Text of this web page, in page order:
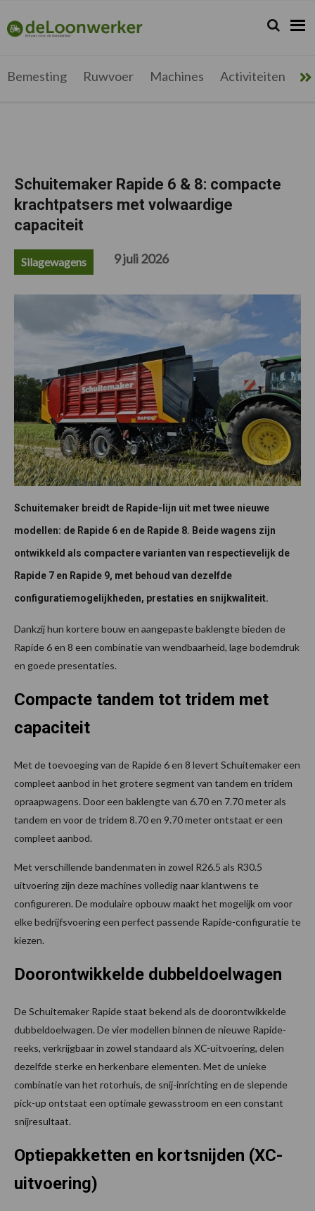
de
hoofdnavigatie
de
hoofd
de
eerste
de
voettekst
deloonwerker.be Zoeken...
Zoek
Bemesting Ruwvoer Machines Activiteiten
Schuitemaker Rapide 6 & 8: compacte
krachtpatsers met volwaardige
capaciteit
Silagewagens 9 juli 2026
Schuitemaker breidt de Rapide-lijn uit met twee nieuwe
modellen: de Rapide 6 en de Rapide 8. Beide wagens zijn
ontwikkeld als compactere varianten van respectievelijk de
Rapide 7 en Rapide 9, met behoud van dezelfde
configuratiemogelijkheden, prestaties en snijkwaliteit.
Dankzij hun kortere bouw en aangepaste baklengte bieden de
Rapide 6 en 8 een combinatie van wendbaarheid, lage bodemdruk
en goede presentaties.
Compacte tandem tot tridem met
capaciteit
Met de toevoeging van de Rapide 6 en 8 levert Schuitemaker een
compleet aanbod in het grotere segment van tandem en tridem
opraapwagens. Door een baklengte van 6.70 en 7.70 meter als
tandem en voor de tridem 8.70 en 9.70 meter ontstaat er een
compleet aanbod.
Met verschillende bandenmaten in zowel R26.5 als R30.5
uitvoering zijn deze machines volledig naar klantwens te
configureren. De modulaire opbouw maakt het mogelijk om voor
elke bedrijfsvoering een perfect passende Rapide-configuratie te
kiezen.
Doorontwikkelde dubbeldoelwagen
De Schuitemaker Rapide staat bekend als de doorontwikkelde
dubbeldoelwagen. De vier modellen binnen de nieuwe Rapide-
reeks, verkrijgbaar in zowel standaard als XC-uitvoering, delen
dezelfde sterke en herkenbare elementen. Met de unieke
combinatie van het rotorhuis, de snij-inrichting en de slepende
pick-up ontstaat een optimale gewasstroom en een constant
snijresultaat.
Optiepakketten en kortsnijden (XC-
uitvoering)